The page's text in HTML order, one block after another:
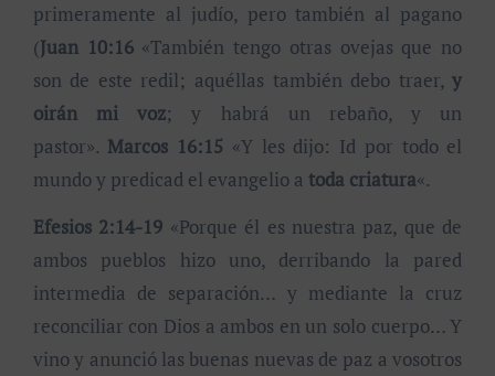
primeramente al judío, pero también al pagano
(Juan 10:16«También tengo otras ovejas que no
son de este redil; aquéllas también debo traer,y
oirán mi voz; y habrá un rebaño, y un
pastor». Marcos 16:15 «Y les dijo: Id por todo el
mundo y predicad el evangelio a toda criatura«.
Efesios 2:14-19 «Porque él es nuestra paz, que de
ambos pueblos hizo uno, derribando la pared
intermedia de separación… y mediante la cruz
reconciliar con Dios a ambos en un solo cuerpo… Y
vino y anunció las buenas nuevas de paz a vosotros